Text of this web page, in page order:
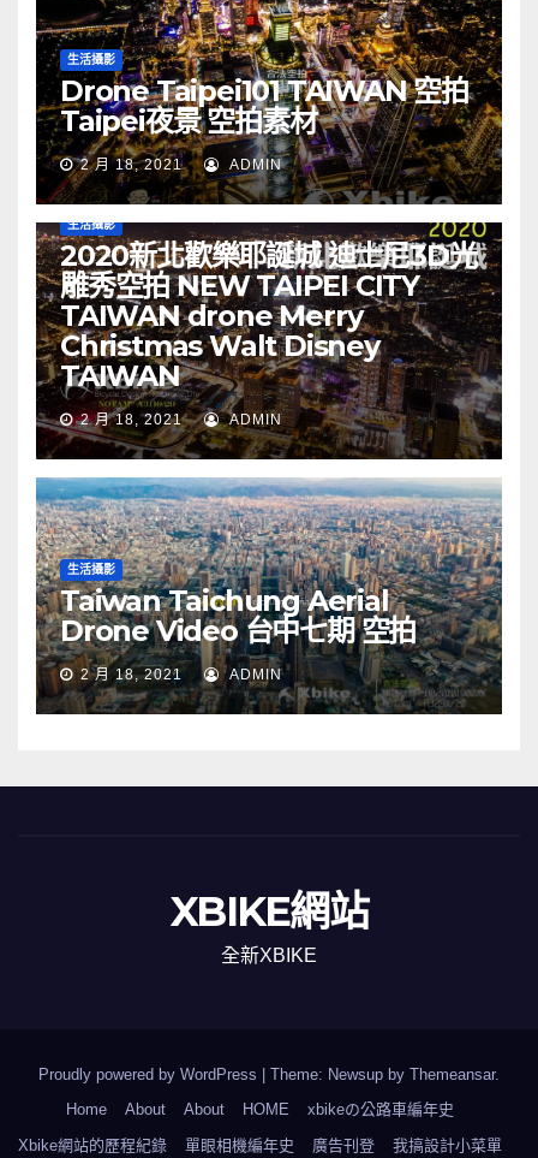
生活攝影
Drone Taipei101 TAIWAN 空拍
Taipei夜景 空拍素材
2 月 18, 2021 ADMIN
生活攝影
2020新北歡樂耶誕城 迪士尼3D光
雕秀空拍 NEW TAIPEI CITY
TAIWAN drone Merry
Christmas Walt Disney
TAIWAN
2 月 18, 2021 ADMIN
生活攝影
Taiwan Taichung Aerial
Drone Video 台中七期 空拍
2 月 18, 2021 ADMIN
XBIKE網站
全新XBIKE
Proudly powered by WordPress Theme: Newsup by Themeansar.
Home
About About HOME
xbikeの公路車編年史
Xbike網站的歷程紀錄
單眼相機編年史 廣告刊登 我搞設計小菜單